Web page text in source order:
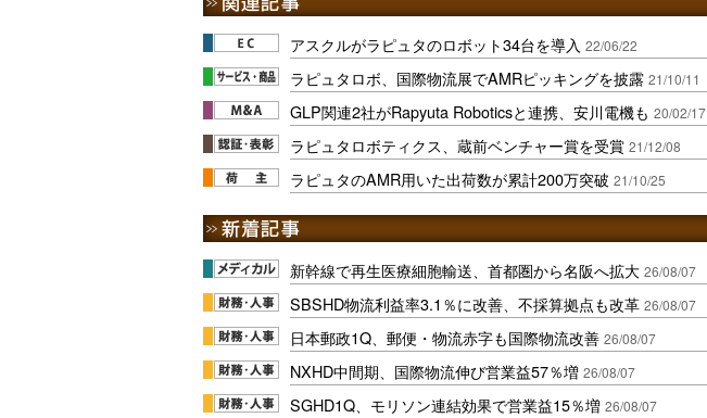
アスクルがラピュタのロボット34台を導入 22/06/22
ラピュタロボ、国際物流展でAMRピッキングを披露 21/10/11
GLP関連2社がRapyuta Roboticsと連携、安川電機も 20/02/17
ラピュタロボティクス、蔵前ベンチャー賞を受賞 21/12/08
ラピュタのAMR用いた出荷数が累計200万突破 21/10/25
新幹線で再生医療細胞輸送、首都圏から名阪へ拡大 26/08/07
SBSHD物流利益率3.1％に改善、不採算拠点も改革 26/08/07
日本郵政1Q、郵便・物流赤字も国際物流改善 26/08/07
NXHD中間期、国際物流伸び営業益57％増 26/08/07
SGHD1Q、モリソン連結効果で営業益15％増 26/08/07